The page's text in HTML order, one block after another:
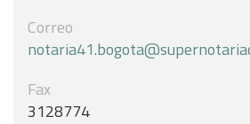
Correo
Fax
3128774